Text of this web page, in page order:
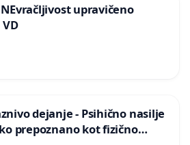
upravičeno
dejanje - Psihično nasilje
prepoznano kot fizično